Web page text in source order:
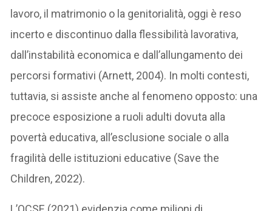
lavoro, il matrimonio o la genitorialità, oggi è reso
incerto e discontinuo dalla flessibilità lavorativa,
dall’instabilità economica e dall’allungamento dei
percorsi formativi (Arnett, 2004). In molti contesti,
tuttavia, si assiste anche al fenomeno opposto: una
precoce esposizione a ruoli adulti dovuta alla
povertà educativa, all’esclusione sociale o alla
fragilità delle istituzioni educative (Save the
Children, 2022).